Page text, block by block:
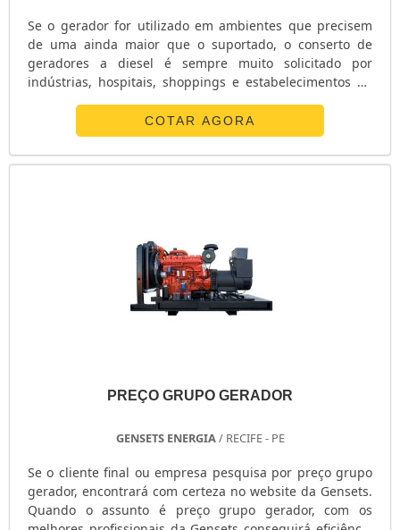
Se o gerador for utilizado em ambientes que precisem
de uma ainda maior que o suportado, o conserto de
geradores a diesel é sempre muito solicitado por
indústrias, hospitais, shoppings e estabelecimentos de
muitas horas, chegando até a semanas sem que tenham
que interromper a sua produção – um fator altamente
importante ao pensar em questões como os problemas
COTAR AGORA
PREÇO GRUPO GERADOR
GENSETS ENERGIA/ RECIFE - PE
Se o cliente final ou empresa pesquisa por preço grupo
gerador, encontrará com certeza no website da Gensets.
Quando o assunto é preço grupo gerador, com os